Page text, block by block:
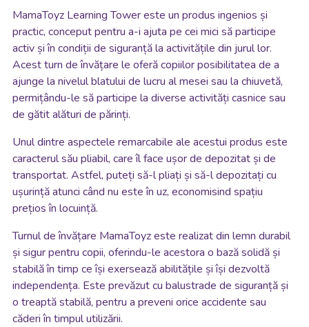
MamaToyz Learning Tower este un produs ingenios și
practic, conceput pentru a-i ajuta pe cei mici să participe
activ și în condiții de siguranță la activitățile din jurul lor.
Acest turn de învățare le oferă copiilor posibilitatea de a
ajunge la nivelul blatului de lucru al mesei sau la chiuvetă,
permițându-le să participe la diverse activități casnice sau
de gătit alături de părinți.
Unul dintre aspectele remarcabile ale acestui produs este
caracterul său pliabil, care îl face ușor de depozitat și de
transportat. Astfel, puteți să-l pliați și să-l depozitați cu
ușurință atunci când nu este în uz, economisind spațiu
prețios în locuință.
Turnul de învățare MamaToyz este realizat din lemn durabil
și sigur pentru copii, oferindu-le acestora o bază solidă și
stabilă în timp ce își exersează abilitățile și își dezvoltă
independența. Este prevăzut cu balustrade de siguranță și
o treaptă stabilă, pentru a preveni orice accidente sau
căderi în timpul utilizării.